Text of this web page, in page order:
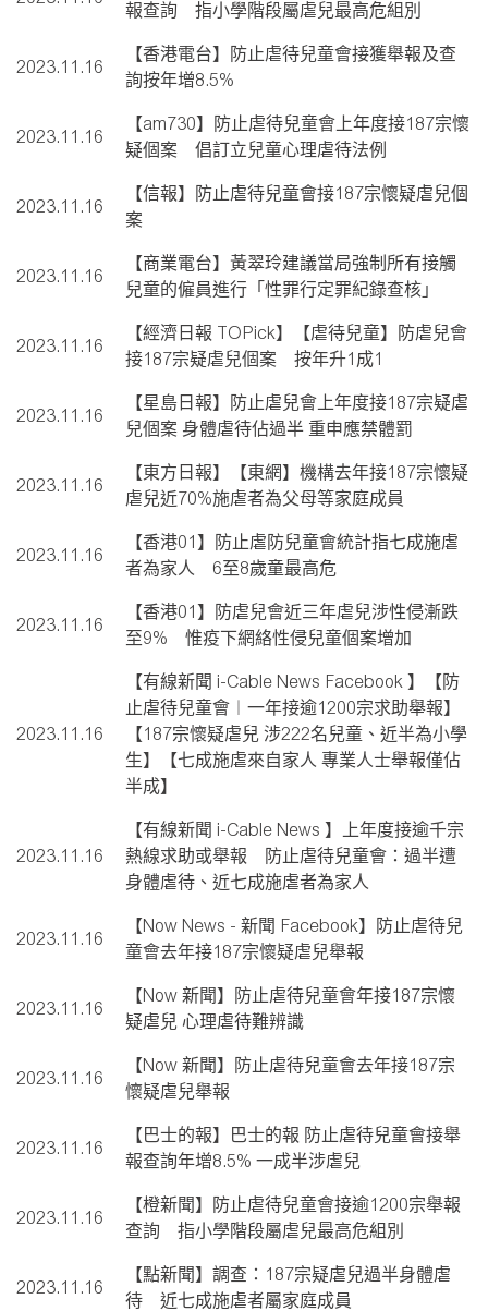
報查詢 指小學階段屬虐兒最高危組別
2023.11.16
【香港電台】防止虐待兒童會接獲舉報及查
詢按年增8.5%
2023.11.16
【am730】防止虐待兒童會上年度接187宗懷
疑個案 倡訂立兒童心理虐待法例
2023.11.16
【信報】防止虐待兒童會接187宗懷疑虐兒個
案
2023.11.16
【商業電台】黃翠玲建議當局強制所有接觸
兒童的僱員進行「性罪行定罪紀錄查核」
2023.11.16
【經濟日報 TOPick】【虐待兒童】防虐兒會
接187宗疑虐兒個案 按年升1成1
2023.11.16
【星島日報】防止虐兒會上年度接187宗疑虐
兒個案 身體虐待佔過半 重申應禁體罰
2023.11.16
【東方日報】【東網】機構去年接187宗懷疑
虐兒近70%施虐者為父母等家庭成員
2023.11.16
【香港01】防止虐防兒童會統計指七成施虐
者為家人 6至8歲童最高危
2023.11.16
【香港01】防虐兒會近三年虐兒涉性侵漸跌
至9% 惟疫下網絡性侵兒童個案增加
2023.11.16
【有線新聞 i-Cable News Facebook 】【防
止虐待兒童會︱一年接逾1200宗求助舉報】
【187宗懷疑虐兒 涉222名兒童、近半為小學
生】【七成施虐來自家人 專業人士舉報僅佔
半成】
2023.11.16
【有線新聞 i-Cable News 】上年度接逾千宗
熱線求助或舉報 防止虐待兒童會：過半遭
身體虐待、近七成施虐者為家人
2023.11.16
【Now News - 新聞 Facebook】防止虐待兒
童會去年接187宗懷疑虐兒舉報
2023.11.16
【Now 新聞】防止虐待兒童會年接187宗懷
疑虐兒 心理虐待難辨識
2023.11.16
【Now 新聞】防止虐待兒童會去年接187宗
懷疑虐兒舉報
2023.11.16
【巴士的報】巴士的報 防止虐待兒童會接舉
報查詢年增8.5% 一成半涉虐兒
2023.11.16
【橙新聞】防止虐待兒童會接逾1200宗舉報
查詢 指小學階段屬虐兒最高危組別
2023.11.16
【點新聞】調查：187宗疑虐兒過半身體虐
待 近七成施虐者屬家庭成員